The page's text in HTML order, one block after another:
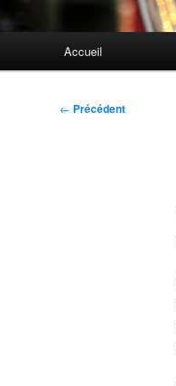
Accueil
Navigation
← Précédent